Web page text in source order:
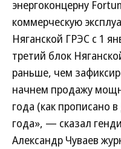
энергоконцерну
коммерческую
Няганской ГРЭС с 1
третий блок
раньше, чем
начнем продажу
года (как прописано
года», — сказал
Александр Чуваев